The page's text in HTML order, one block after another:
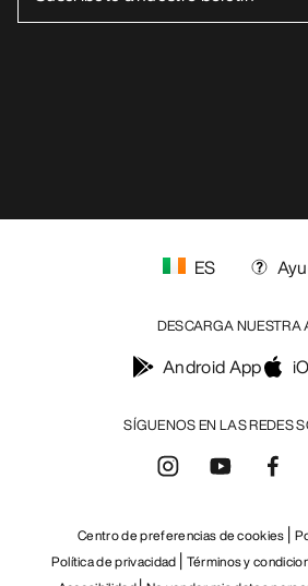
SÍGUENOS EN LAS REDES
ES
DESCARGA NUESTRA
Android App
Centro de preferencias de cookies
Política de privacidad Términos y